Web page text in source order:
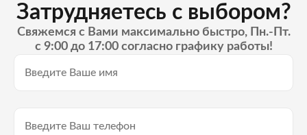
Затрудняетесь с выбором?
Свяжемся с Вами максимально быстро, Пн.-Пт.
с 9:00 до 17:00 согласно графику работы!